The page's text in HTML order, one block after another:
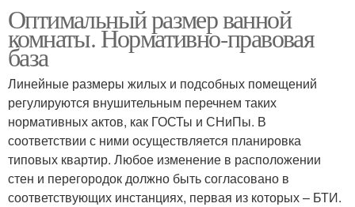
Оптимальный размер ванной
комнаты. Нормативно-правовая
база
Линейные размеры жилых и подсобных помещений
регулируются внушительным перечнем таких
нормативных актов, как ГОСТы и СНиПы. В
соответствии с ними осуществляется планировка
типовых квартир. Любое изменение в расположении
стен и перегородок должно быть согласовано в
соответствующих инстанциях, первая из которых – БТИ.